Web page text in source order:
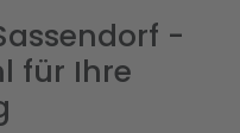
-
für Ihre